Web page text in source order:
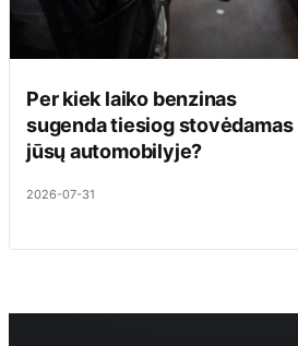
Per kiek laiko benzinas
sugenda tiesiog stovėdamas
jūsų automobilyje?
2026-07-31